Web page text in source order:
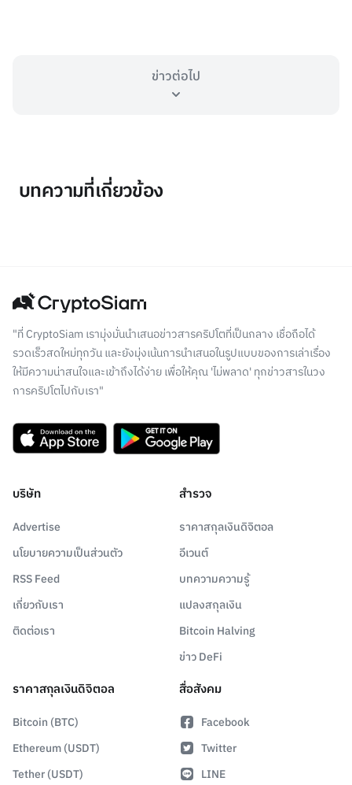
ข่าวต่อไป
บทความที่เกี่ยวข้อง
"ที่ CryptoSiam เรามุ่งมั่นนำเสนอข่าวสารคริปโตที่เป็นกลาง เชื่อถือได้
รวดเร็วสดใหม่ทุกวัน และยังมุ่งเน้นการนำเสนอในรูปแบบของการเล่าเรื่อง
ให้มีความน่าสนใจและเข้าถึงได้ง่าย เพื่อให้คุณ 'ไม่พลาด' ทุกข่าวสารในวง
การคริปโตไปกับเรา"
บริษัท
Advertise
นโยบายความเป็นส่วนตัว
RSS Feed
เกี่ยวกับเรา
ติดต่อเรา
สำรวจ
ราคาสกุลเงินดิจิตอล
อีเวนต์
บทความความรู้
แปลงสกุลเงิน
Bitcoin Halving
ข่าว DeFi
ราคาสกุลเงินดิจิตอล
Bitcoin (BTC)
Ethereum (USDT)
Tether (USDT)
สื่อสังคม
Facebook
Twitter
LINE